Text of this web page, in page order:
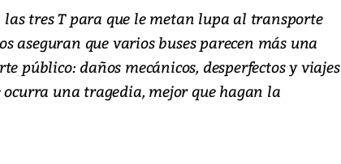
tres T para que le metan lupa al transporte
aseguran que varios buses parecen más una
público: daños mecánicos, desperfectos y viajes
ocurra una tragedia, mejor que hagan la